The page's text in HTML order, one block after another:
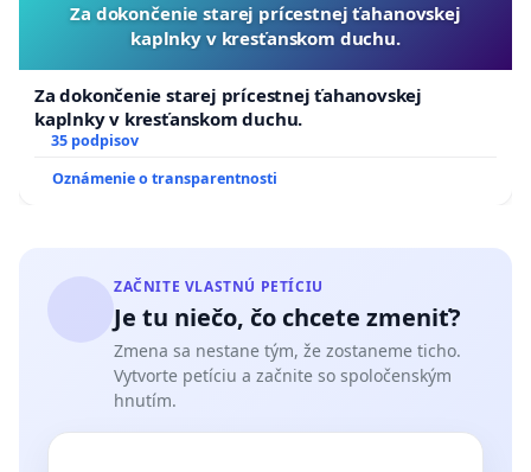
Za dokončenie starej prícestnej ťahanovskej
kaplnky v kresťanskom duchu.
Za dokončenie starej prícestnej ťahanovskej
kaplnky v kresťanskom duchu.
35 podpisov
Oznámenie o transparentnosti
ZAČNITE VLASTNÚ PETÍCIU
Je tu niečo, čo chcete zmeniť?
Zmena sa nestane tým, že zostaneme ticho.
Vytvorte petíciu a začnite so spoločenským
hnutím.